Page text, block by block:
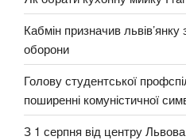
Кабмін призначив
оборони
Голову студентської
поширенні комуністичної
З 1 серпня від центру